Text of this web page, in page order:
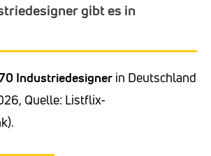
gibt es in
Industriedesigner in Deutschland
Quelle: Listflix-